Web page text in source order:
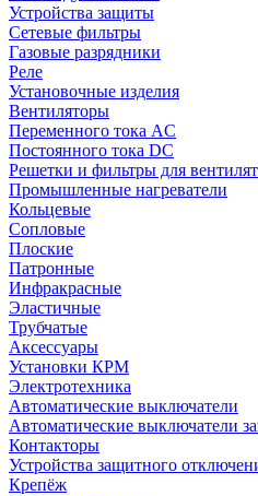
Устройства защиты
Сетевые фильтры
Газовые разрядники
Реле
Установочные изделия
Вентиляторы
Переменного тока AC
Постоянного тока DC
Решетки и фильтры для
Промышленные нагреватели
Кольцевые
Сопловые
Плоские
Патронные
Инфракрасные
Эластичные
Трубчатые
Аксессуары
Установки КРМ
Электротехника
Автоматические выключатели
Автоматические выключатели
Контакторы
Устройства защитного
Крепёж